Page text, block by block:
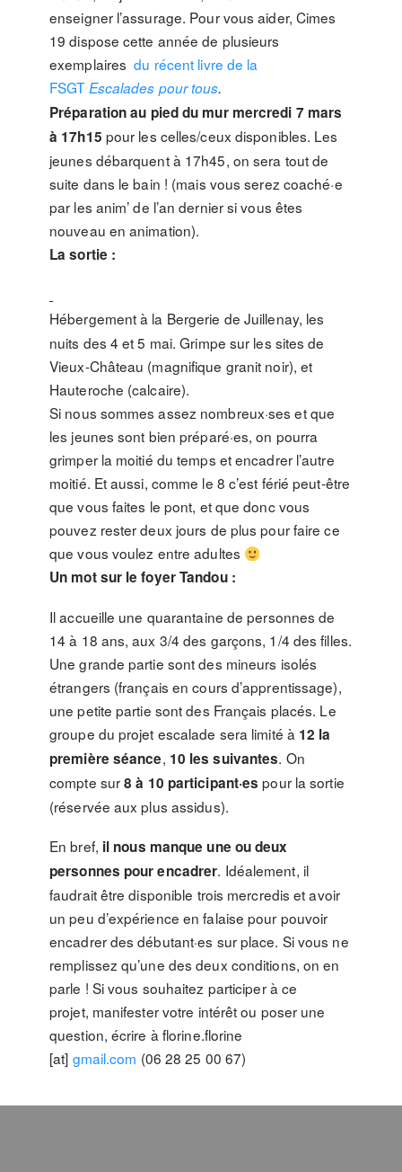
enseigner l’assurage. Pour vous aider, Cimes
19 dispose cette année de plusieurs
exemplairesdu récent livre de la
FSGT Escalades pour tous.
Préparation au pied du mur mercredi 7 mars
à 17h15 pour les celles/ceux disponibles. Les
jeunes débarquent à 17h45, on sera tout de
suite dans le bain ! (mais vous serez coaché·e
par les anim’ de l’an dernier si vous êtes
nouveau en animation).
La sortie :
Hébergement à la Bergerie de Juillenay, les
nuits des 4 et 5 mai. Grimpe sur les sites de
Vieux-Château (magnifique granit noir), et
Hauteroche (calcaire).
Si nous sommes assez nombreux·ses et que
les jeunes sont bien préparé·es, on pourra
grimper la moitié du temps et encadrer l’autre
moitié. Et aussi, comme le 8 c’est férié peut-être
que vous faites le pont, et que donc vous
pouvez rester deux jours de plus pour faire ce
que vous voulez entre adultes
Un mot sur le foyer Tandou :
Il accueille une quarantaine de personnes de
14 à 18 ans, aux 3/4 des garçons, 1/4 des filles.
Une grande partie sont des mineurs isolés
étrangers (français en cours d’apprentissage),
une petite partie sont des Français placés. Le
groupe du projet escalade sera limité à 12 la
première séance, 10 les suivantes. On
compte sur8 à 10 participant·es pour la sortie
(réservée aux plus assidus).
En bref, il nous manque une ou deux
personnes pour encadrer. Idéalement, il
faudrait être disponible trois mercredis et avoir
un peu d’expérience en falaise pour pouvoir
encadrer des débutant·es sur place. Si vous ne
remplissez qu’une des deux conditions, on en
parle ! Si vous souhaitez participer à ce
projet, manifester votre intérêt ou poser une
question, écrire à florine.florine
[at] gmail.com (06 28 25 00 67)